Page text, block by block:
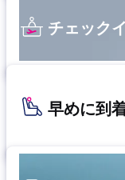
チェック
早めに到